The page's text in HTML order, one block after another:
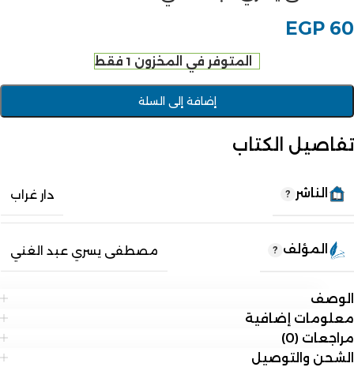
EGP 60
المتوفر في المخزون 1 فقط
إضافة إلى السلة
تفاصيل الكتاب
الناشر دار غراب
المؤلف مصطفى يسري عبد الغني
الوصف
معلومات إضافية
مراجعات (0)
الشحن والتوصيل